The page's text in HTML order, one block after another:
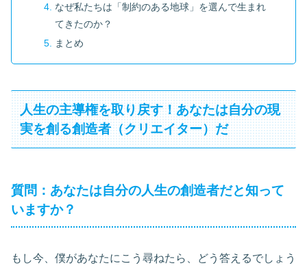
なぜ私たちは「制約のある地球」を選んで生まれ
てきたのか？
まとめ
人生の主導権を取り戻す！あなたは自分の現
実を創る創造者（クリエイター）だ
質問：あなたは自分の人生の創造者だと知って
いますか？
もし今、僕があなたにこう尋ねたら、どう答えるでしょう